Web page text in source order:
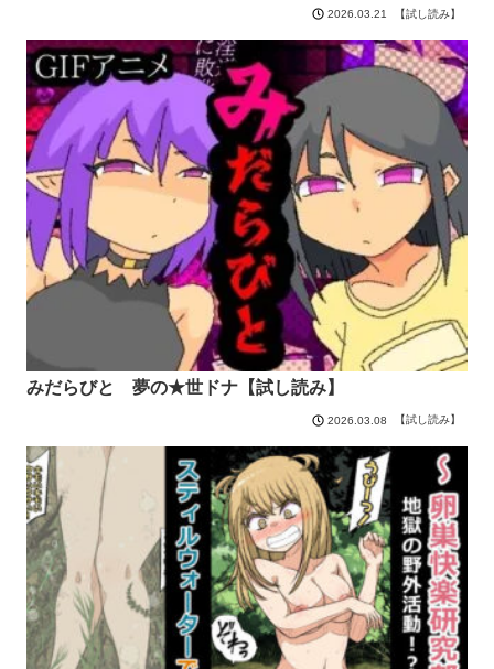
2026.03.21 【試し読み】
みだらびと 夢の★世ドナ【試し読み】
2026.03.08 【試し読み】